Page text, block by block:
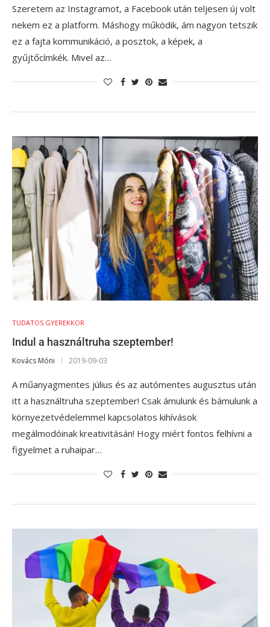
Szeretem az Instagramot, a Facebook után teljesen új volt
nekem ez a platform. Máshogy működik, ám nagyon tetszik
ez a fajta kommunikáció, a posztok, a képek, a
gyűjtőcímkék. Mivel az…
TUDATOS GYEREKKOR
Indul a használtruha szeptember!
Kovács Móni 2019-09-03
A műanyagmentes július és az autómentes augusztus után
itt a használtruha szeptember! Csak ámulunk és bámulunk a
környezetvédelemmel kapcsolatos kihívások
megálmodóinak kreativitásán! Hogy miért fontos felhívni a
figyelmet a ruhaipar…